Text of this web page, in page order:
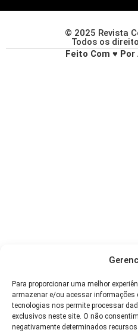
Para proporcionar uma melhor
armazenar e/ou acessar
tecnologias nos permite processar
exclusivos neste site. O não
negativamente determinados
© 2025 Revista
Todos os
Feito Com ♥ Por